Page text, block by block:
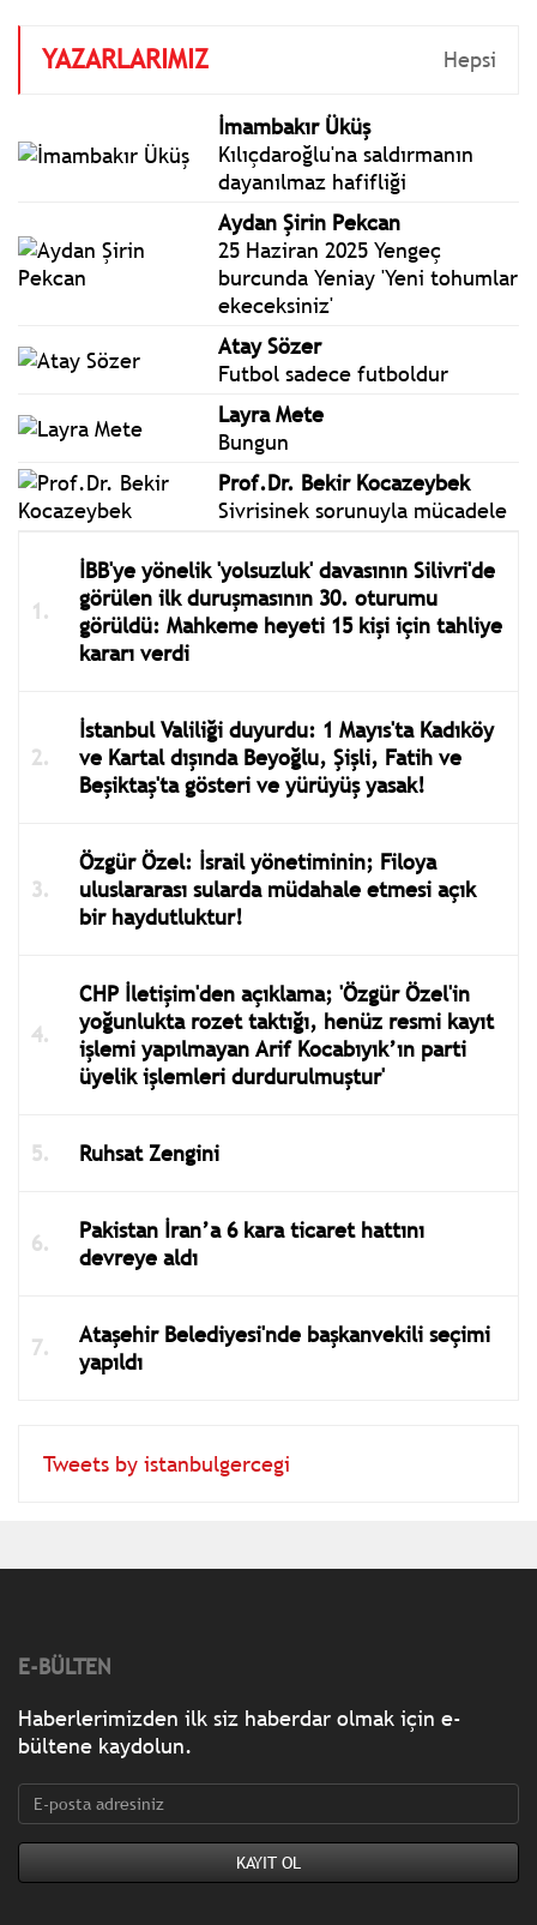
YAZARLARIMIZ Hepsi
İmambakır Üküş
Kılıçdaroğlu'na saldırmanın
dayanılmaz hafifliği
Aydan Şirin Pekcan
25 Haziran 2025 Yengeç
burcunda Yeniay 'Yeni tohumlar
ekeceksiniz'
Atay Sözer
Futbol sadece futboldur
Layra Mete
Bungun
Prof.Dr. Bekir Kocazeybek
Sivrisinek sorunuyla mücadele
İBB'ye yönelik 'yolsuzluk' davasının Silivri'de
görülen ilk duruşmasının 30. oturumu
görüldü: Mahkeme heyeti 15 kişi için tahliye
kararı verdi
İstanbul Valiliği duyurdu: 1 Mayıs'ta Kadıköy
ve Kartal dışında Beyoğlu, Şişli, Fatih ve
Beşiktaş'ta gösteri ve yürüyüş yasak!
Özgür Özel: İsrail yönetiminin; Filoya
uluslararası sularda müdahale etmesi açık
bir haydutluktur!
CHP İletişim'den açıklama; 'Özgür Özel'in
yoğunlukta rozet taktığı, henüz resmi kayıt
işlemi yapılmayan Arif Kocabıyık’ın parti
üyelik işlemleri durdurulmuştur'
Ruhsat Zengini
Pakistan İran’a 6 kara ticaret hattını
devreye aldı
Ataşehir Belediyesi'nde başkanvekili seçimi
yapıldı
Tweets by istanbulgercegi
E-BÜLTEN
Haberlerimizden ilk siz haberdar olmak için e-
bültene kaydolun.